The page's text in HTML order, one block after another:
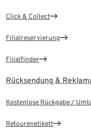
Click & Collect
Filialreservierung
Filialfinder
Rücksendung &
Kostenlose Rückgabe /
Retourenetikett